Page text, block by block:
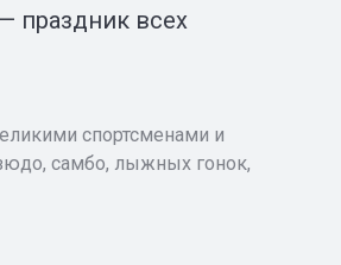
праздник всех
спортсменами и
самбо, лыжных гонок,